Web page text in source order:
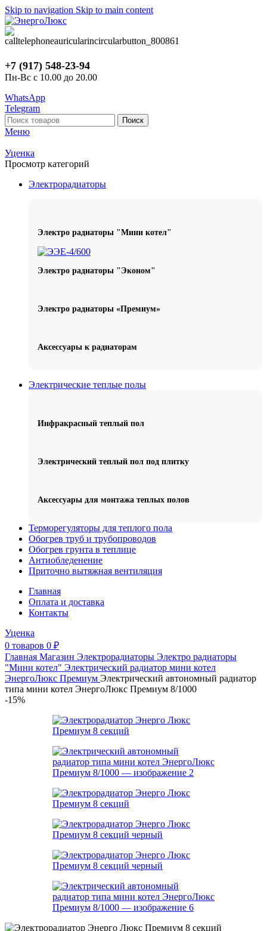
Skip to navigation Skip to main content
+7 (917) 548-23-94
Пн-Вс с 10.00 до 20.00
WhatsApp
Telegram
Поиск
Меню
Уценка
Просмотр категорий
Электрорадиаторы
Электро радиаторы "Мини котел"
Электро радиаторы "Эконом"
Электро радиаторы «Премиум»
Аксессуары к радиаторам
Электрические теплые полы
Инфракрасный теплый пол
Электрический теплый пол под плитку
Аксессуары для монтажа теплых полов
Терморегуляторы для теплого пола
Обогрев труб и трубопроводов
Обогрев грунта в теплице
Антиобледенение
Приточно вытяжная вентиляция
Главная
Оплата и доставка
Контакты
Уценка
0 товаров 0 ₽
Главная Магазин Электрорадиаторы Электро радиаторы
"Мини котел" Электрический радиатор мини котел
ЭнергоЛюкс Премиум Электрический автономный радиатор
типа мини котел ЭнергоЛюкс Премиум 8/1000
-15%